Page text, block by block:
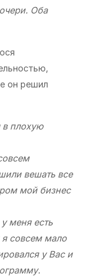
Оба
он решил
в плохую
вешать все
мой бизнес
меня есть
совсем мало
у Вас и